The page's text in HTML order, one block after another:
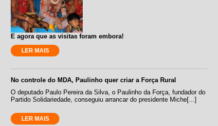
E agora que as visitas foram embora!
LER MAIS
No controle do MDA, Paulinho quer criar a Força Rural
O deputado Paulo Pereira da Silva, o Paulinho da Força, fundador do
Partido Solidariedade, conseguiu arrancar do presidente Miche[...]
LER MAIS